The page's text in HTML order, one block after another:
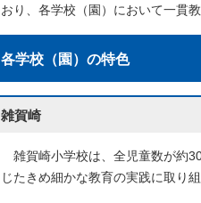
おり、各学校（園）において一貫
各学校（園）の特色
雑賀崎
雑賀崎小学校は、全児童数が約
じたきめ細かな教育の実践に取り